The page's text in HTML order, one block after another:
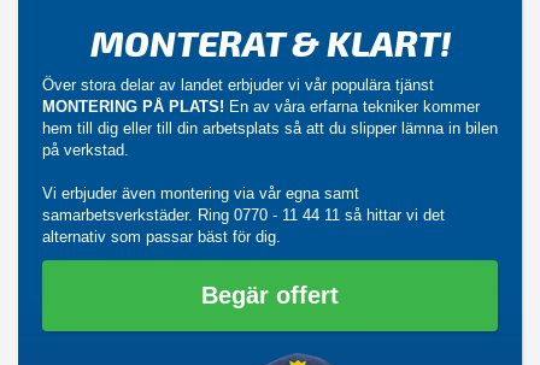
MONTERAT & KLART!
Över stora delar av landet erbjuder vi vår populära tjänst
MONTERING PÅ PLATS! En av våra erfarna tekniker kommer
hem till dig eller till din arbetsplats så att du slipper lämna in bilen
på verkstad.
Vi erbjuder även montering via vår egna samt
samarbetsverkstäder. Ring 0770 - 11 44 11 så hittar vi det
alternativ som passar bäst för dig.
Begär offert